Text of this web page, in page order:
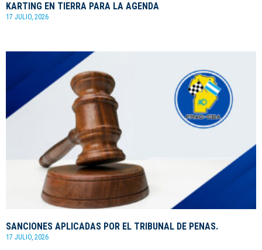
KARTING EN TIERRA PARA LA AGENDA
17 JULIO, 2026
SANCIONES APLICADAS POR EL TRIBUNAL DE PENAS.
17 JULIO, 2026